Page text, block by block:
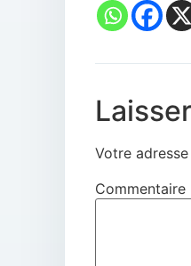
Votre
Commentaire